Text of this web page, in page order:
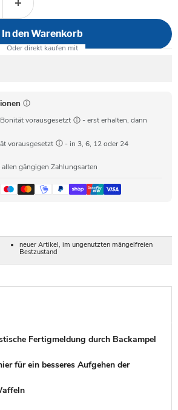
In den Warenkorb
vorausgesetzt
- erst erhalten, dann
vorausgesetzt
- in 3, 6, 12 oder 24
gängigen Zahlungsarten
neuer Artikel, im ungenutzten mängelfreien
Bestzustand
Fertigmeldung durch Backampel
für ein besseres Aufgehen der